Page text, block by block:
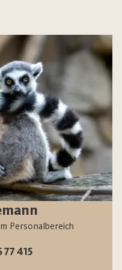
Personalbereich
77 415